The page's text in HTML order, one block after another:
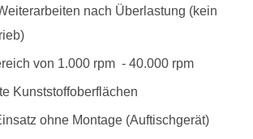
nach Überlastung (kein
von 1.000 rpm - 40.000 rpm
Kunststoffoberflächen
ohne Montage (Auftischgerät)